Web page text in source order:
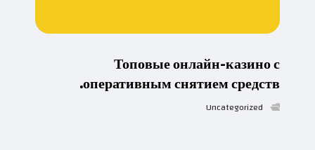
Топовые онлайн-казино с
оперативным снятием средств.
Uncategorized